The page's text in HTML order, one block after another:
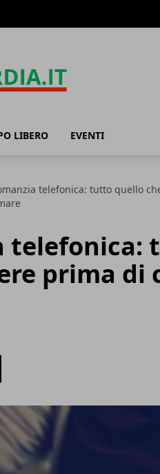
LIBERO EVENTI
telefonica: tutto quello
telefonica:
prima di